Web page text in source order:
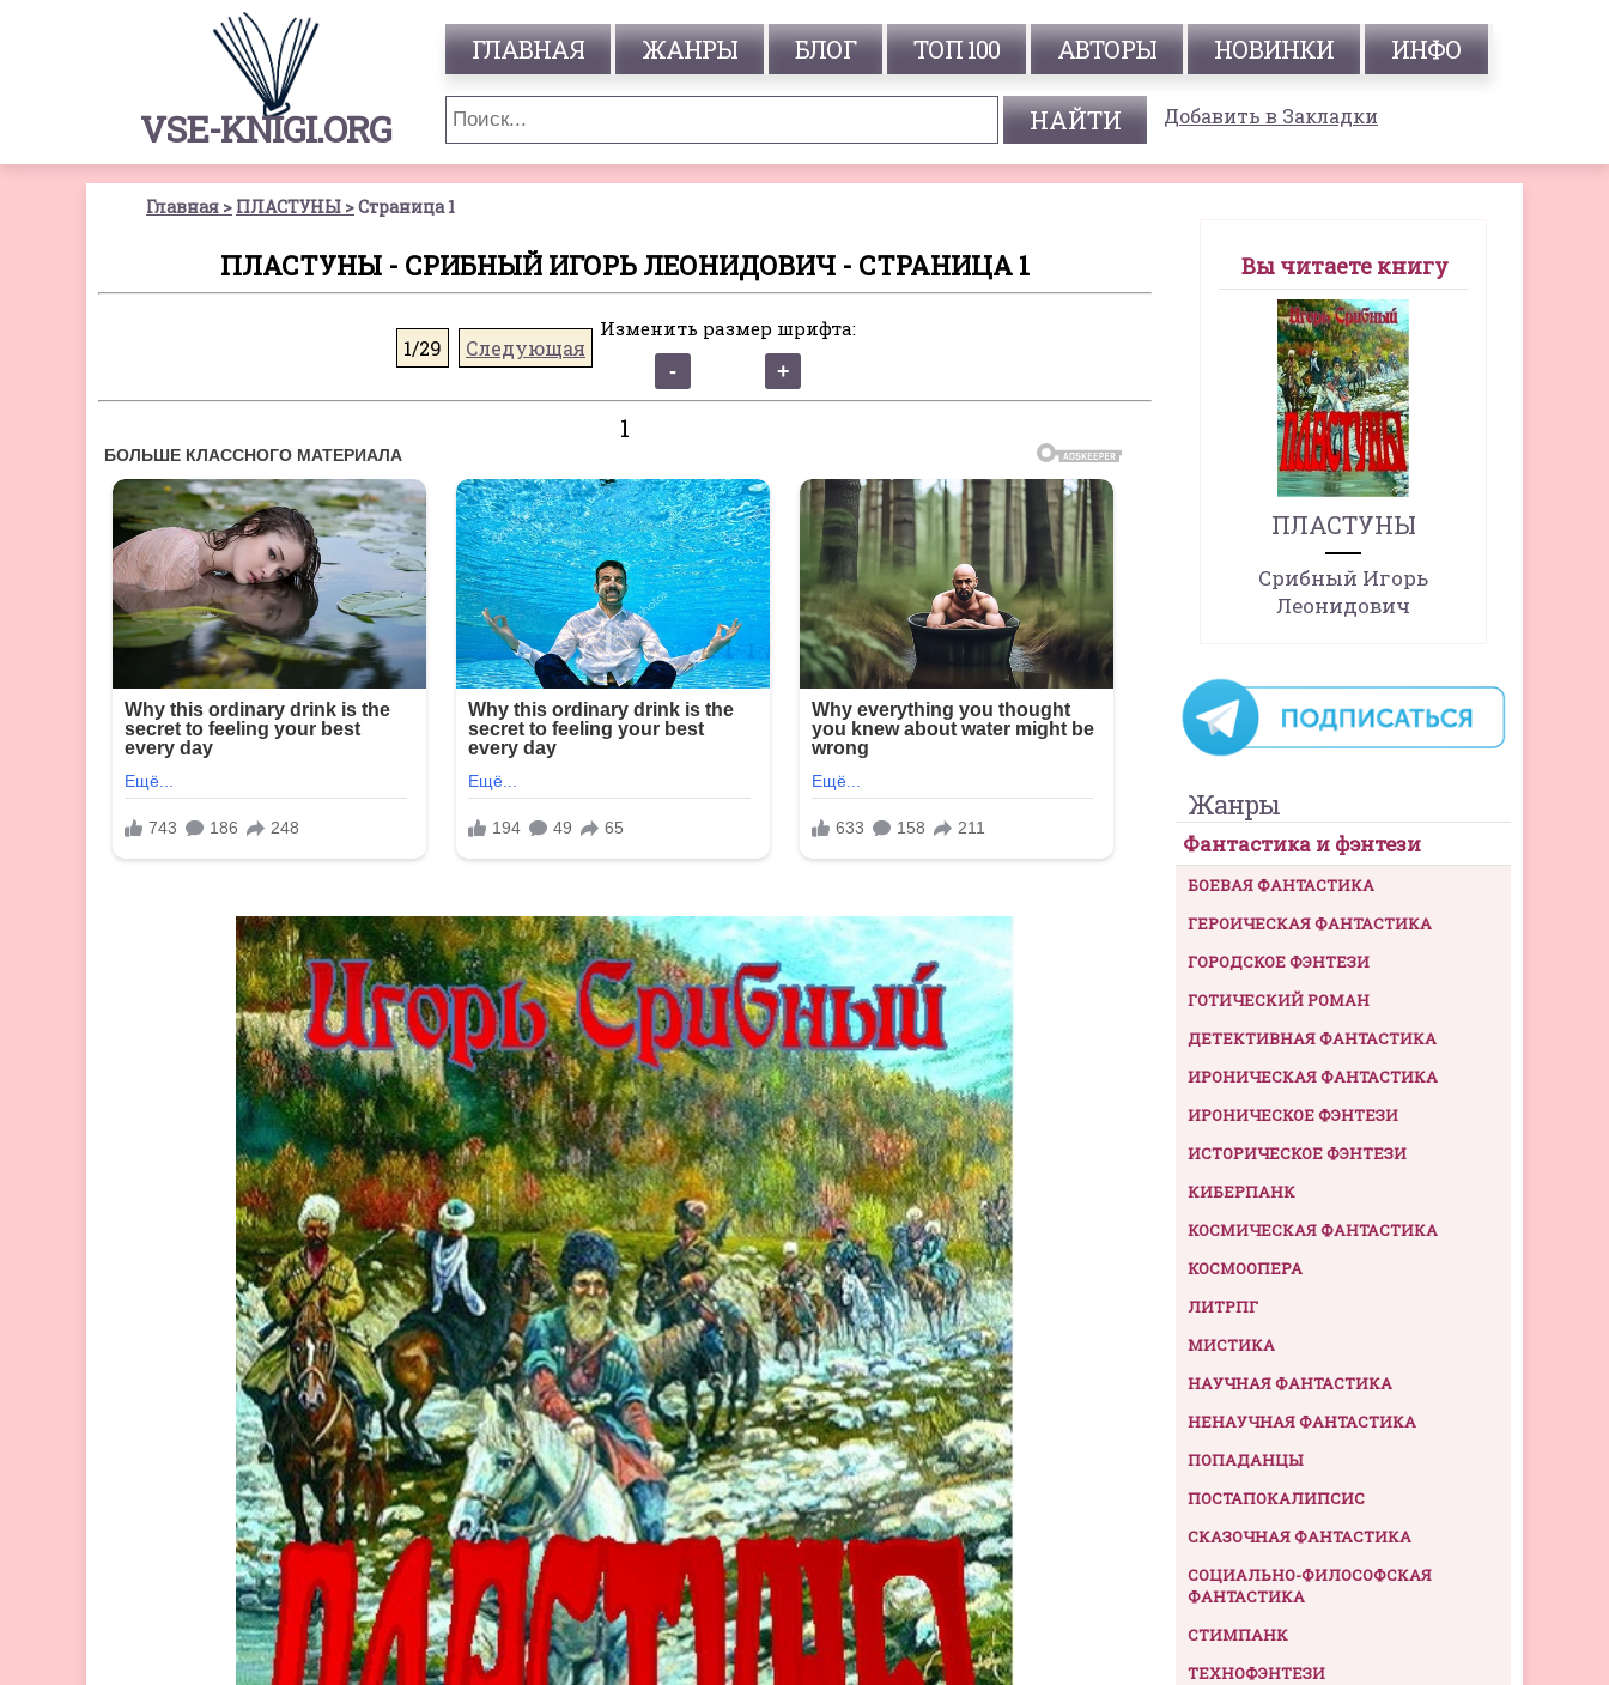
VSE-KNIGI.ORG
ГЛАВНАЯ ЖАНРЫ БЛОГ ТОП 100 АВТОРЫ НОВИНКИ ИНФО
Добавить в Закладки
Главная ПЛАСТУНЫ Страница 1
ПЛАСТУНЫ - СРИБНЫЙ ИГОРЬ ЛЕОНИДОВИЧ - СТРАНИЦА 1
1/29 Следующая
Изменить размер шрифта:
1
Вы читаете книгу
ПЛАСТУНЫ
Срибный Игорь
Леонидович
Жанры
Фантастика и фэнтези
БОЕВАЯ ФАНТАСТИКА
ГЕРОИЧЕСКАЯ ФАНТАСТИКА
ГОРОДСКОЕ ФЭНТЕЗИ
ГОТИЧЕСКИЙ РОМАН
ДЕТЕКТИВНАЯ ФАНТАСТИКА
ИРОНИЧЕСКАЯ ФАНТАСТИКА
ИРОНИЧЕСКОЕ ФЭНТЕЗИ
ИСТОРИЧЕСКОЕ ФЭНТЕЗИ
КИБЕРПАНК
КОСМИЧЕСКАЯ ФАНТАСТИКА
КОСМООПЕРА
ЛИТРПГ
МИСТИКА
НАУЧНАЯ ФАНТАСТИКА
НЕНАУЧНАЯ ФАНТАСТИКА
ПОПАДАНЦЫ
ПОСТАПОКАЛИПСИС
СКАЗОЧНАЯ ФАНТАСТИКА
СОЦИАЛЬНО-ФИЛОСОФСКАЯ
ФАНТАСТИКА
СТИМПАНК
ТЕХНОФЭНТЕЗИ